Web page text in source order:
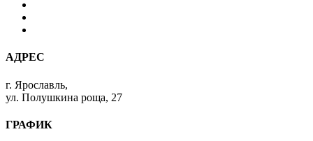
АДРЕС
г. Ярославль,
ул. Полушкина роща, 27
ГРАФИК